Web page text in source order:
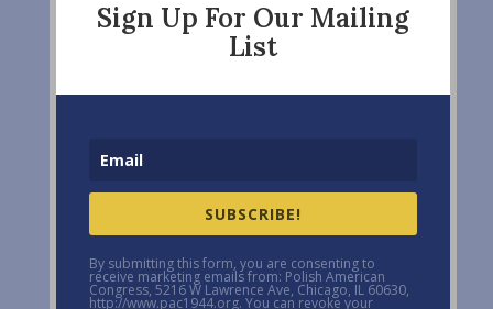
Sign Up For Our Mailing
List
SUBSCRIBE!
By submitting this form, you are consenting to
receive marketing emails from: Polish American
Congress, 5216 W Lawrence Ave, Chicago, IL 60630,
http://www.pac1944.org. You can revoke your